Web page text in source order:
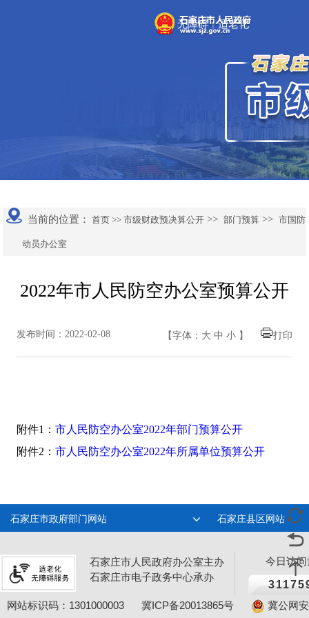
无障碍|适老化
当前的位置： 首页 >> 市级财政预决算公开 >>部门预算 >>市国防
动员办公室
2022年市人民防空办公室预算公开
发布时间：2022-02-08 【字体： 大 中 小】 打印
附件1：市人民防空办公室2022年部门预算公开
附件2：市人民防空办公室2022年所属单位预算公开